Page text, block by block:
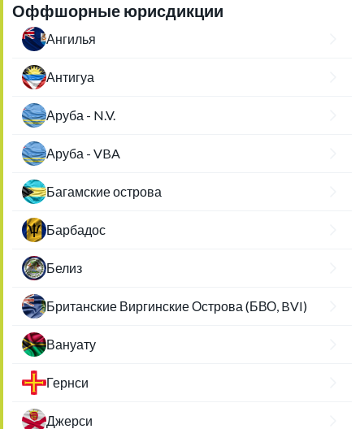
Оффшорные юрисдикции
Ангилья
Антигуа
Аруба - N.V.
Аруба - VBA
Багамские острова
Барбадос
Белиз
Британские Виргинские Острова (БВО, BVI)
Вануату
Гернси
Джерси